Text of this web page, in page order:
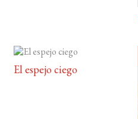
El espejo ciego